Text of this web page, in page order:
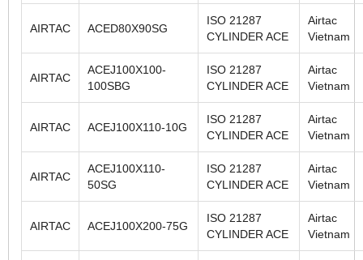
AIRTAC ACED80X90SG
ISO 21287
CYLINDER ACE
Airtac
Vietnam
AIRTAC
ACEJ100X100-
100SBG
ISO 21287
CYLINDER ACE
Airtac
Vietnam
AIRTAC ACEJ100X110-10G
ISO 21287
CYLINDER ACE
Airtac
Vietnam
AIRTAC
ACEJ100X110-
50SG
ISO 21287
CYLINDER ACE
Airtac
Vietnam
AIRTAC ACEJ100X200-75G
ISO 21287
CYLINDER ACE
Airtac
Vietnam